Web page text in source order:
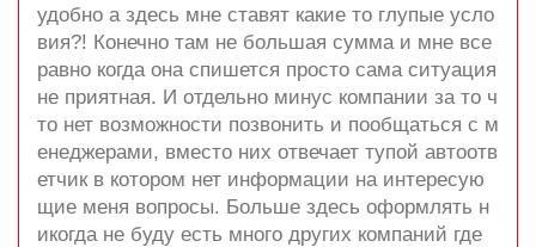
удобно а здесь мне ставят какие то глупые усло
вия?! Конечно там не большая сумма и мне все
равно когда она спишется просто сама ситуация
не приятная. И отдельно минус компании за то ч
то нет возможности позвонить и пообщаться с м
енеджерами, вместо них отвечает тупой автоотв
етчик в котором нет информации на интересую
щие меня вопросы. Больше здесь оформлять н
икогда не буду есть много других компаний где